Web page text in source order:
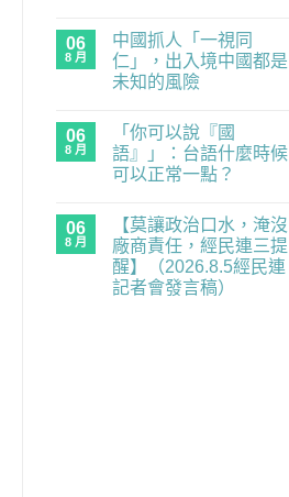
連
示
警
重
要
面
癱
瘓
民
連
記
者
會
主
練
習
題：
的
民
主
｜
《黑
風
箏》
×《三
留
言
06
8 月
中國抓人「一視同
仁」，出入境中國都是
未知的風險
抓
人
「一
仁」，
入
境
中
國
言
06
8 月
「你可以說『國
語』」：台語什麼時候
可以正常一點？
以
說
『國
語』」：
台
言
06
8 月
【莫讓政治口水，淹沒
廠商責任，經民連三提
醒】（2026.8.5經民連
記者會發言稿）